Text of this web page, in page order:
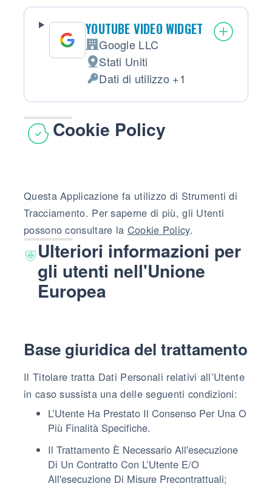
YOUTUBE VIDEO WIDGET
Azienda:
Google LLC
Luogo del trattamento:
Stati Uniti
Dati Personali trattati:
Dati di utilizzo +1
Cookie Policy
Questa Applicazione fa utilizzo di Strumenti di
Tracciamento. Per saperne di più, gli Utenti
possono consultare la Cookie Policy.
Ulteriori informazioni per
gli utenti nell'Unione
Europea
Base giuridica del trattamento
Il Titolare tratta Dati Personali relativi all’Utente
in caso sussista una delle seguenti condizioni:
L’Utente Ha Prestato Il Consenso Per Una O
Più Finalità Specifiche.
Il Trattamento È Necessario All'esecuzione
Di Un Contratto Con L’Utente E/o
All'esecuzione Di Misure Precontrattuali;